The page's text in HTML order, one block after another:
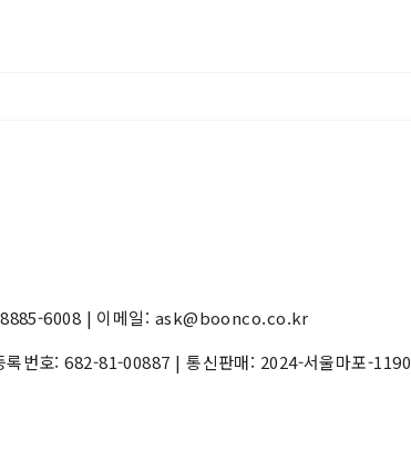
8885-6008 | 이메일: ask@boonco.co.kr
록번호:682-81-00887 | 통신판매: 2024-서울마포-1190